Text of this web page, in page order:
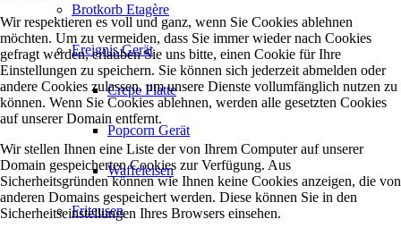
Brotkorb Etagère
Ereignis Gerät
Crepe Platte
Popcorn Gerät
Waffeleisen
Friteusen
Wir respektieren es voll und ganz, wenn Sie Cookies ablehnen
möchten. Um zu vermeiden, dass Sie immer wieder nach Cookies
gefragt werden, erlauben Sie uns bitte, einen Cookie für Ihre
Einstellungen zu speichern. Sie können sich jederzeit abmelden oder
andere Cookies zulassen, um unsere Dienste vollumfänglich nutzen zu
können. Wenn Sie Cookies ablehnen, werden alle gesetzten Cookies
auf unserer Domain entfernt.
Wir stellen Ihnen eine Liste der von Ihrem Computer auf unserer
Domain gespeicherten Cookies zur Verfügung. Aus
Sicherheitsgründen können wie Ihnen keine Cookies anzeigen, die von
anderen Domains gespeichert werden. Diese können Sie in den
Sicherheitseinstellungen Ihres Browsers einsehen.